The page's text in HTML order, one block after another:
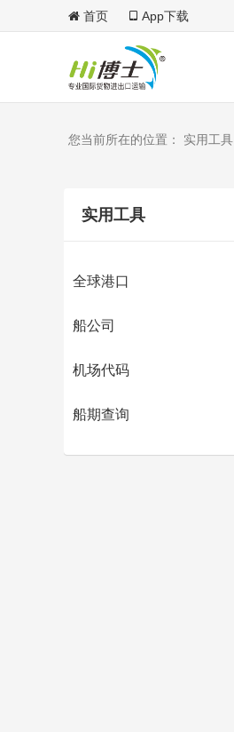
首页 App下载
您当前所在的位置： 实用工具
实用工具
全球港口
船公司
机场代码
船期查询